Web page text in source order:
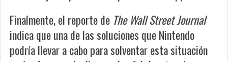
Finalmente, el reporte de The Wall Street Journal
indica que una de las soluciones que Nintendo
podría llevar a cabo para solventar esta situación